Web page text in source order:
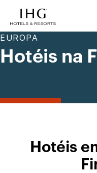
EUROPA
Hotéis na
Hotéis